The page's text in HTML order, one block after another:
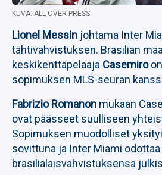
KUVA: ALL OVER PRESS
Lionel Messin johtama Inter
tähtivahvistuksen. Brasilian
keskikenttäpelaaja Casemiro
sopimuksen MLS-seuran
Fabrizio Romanon mukaan
ovat päässeet suulliseen
Sopimuksen muodolliset
sovittuna ja Inter Miami odottaa
brasilialaisvahvistuksensa